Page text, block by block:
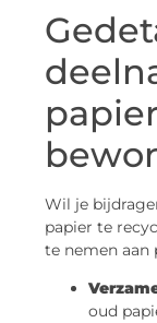
Wil je
papier te
te nemen aan
oud